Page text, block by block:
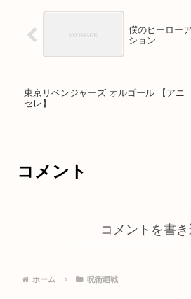
僕のヒーロー
ション
東京リベンジャーズ オルゴール 【アニ
セレ】
コメント
コメントを書
ホーム 呪術廻戦